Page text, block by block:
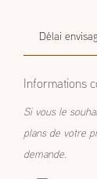
Délai
envisagé
Délai envisagé
Informations
Si vous le
plans de votre
demande.